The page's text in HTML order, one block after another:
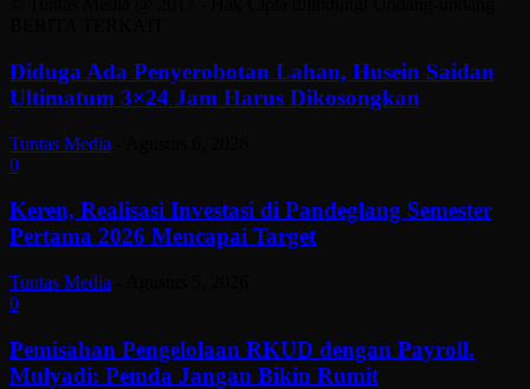
Diduga Ada Penyerobotan Lahan, Husein Saidan
Ultimatum 3×24 Jam Harus Dikosongkan
Tuntas Media
0
Keren, Realisasi Investasi di Pandeglang Semester
Pertama 2026 Mencapai Target
Tuntas Media
0
Pemisahan Pengelolaan RKUD dengan Payroll.
Mulyadi: Pemda Jangan Bikin Rumit